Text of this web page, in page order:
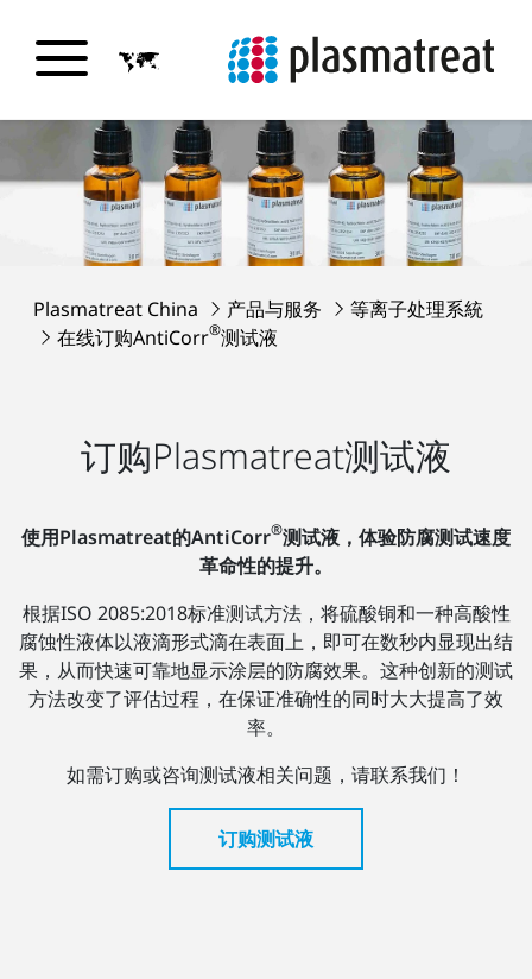
Plasmatreat China 产品与服务
等离子处理系統
在线订购AntiCorr®测试液
订购Plasmatreat测试液
使用Plasmatreat的AntiCorr®测试液，体验防腐测试速度
革命性的提升。
根据ISO 2085:2018标准测试方法，将硫酸铜和一种高酸性
腐蚀性液体以液滴形式滴在表面上，即可在数秒内显现出结
果，从而快速可靠地显示涂层的防腐效果。这种创新的测试
方法改变了评估过程，在保证准确性的同时大大提高了效
率。
如需订购或咨询测试液相关问题，请联系我们！
订购测试液